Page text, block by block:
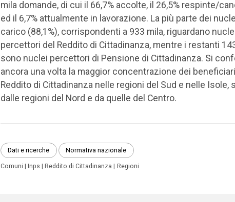
mila domande, di cui il 66,7% accolte, il 26,5% respinte/
ed il 6,7% attualmente in lavorazione. La più parte dei
carico (88,1%), corrispondenti a 933 mila, riguardano
percettori del Reddito di Cittadinanza, mentre i restanti
sono nuclei percettori di Pensione di Cittadinanza. Si
ancora una volta la maggior concentrazione dei beneficiari
Reddito di Cittadinanza nelle regioni del Sud e nelle Isole,
dalle regioni del Nord e da quelle del Centro.
Dati e ricerche Normativa nazionale
Comuni Inps Reddito di Cittadinanza Regioni